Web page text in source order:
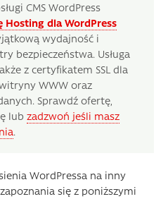
CMS WordPress
Hosting dla WordPress
wydajność i
bezpieczeństwa. Usługa
z certyfikatem SSL dla
WWW oraz
Sprawdź ofertę,
lub zadzwoń jeśli masz
.
WordPressa na inny
się z poniższymi